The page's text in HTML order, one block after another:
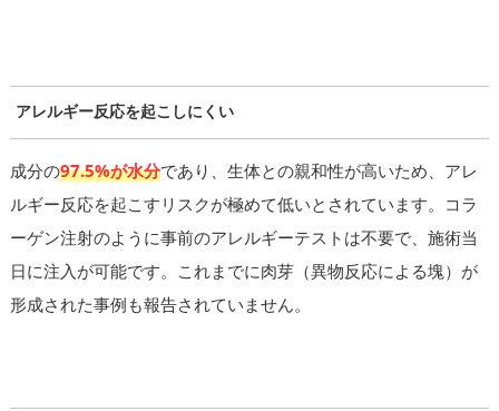
アレルギー反応を起こしにくい
成分の97.5%が水分であり、生体との親和性が高いため、アレ
ルギー反応を起こすリスクが極めて低いとされています。コラ
ーゲン注射のように事前のアレルギーテストは不要で、施術当
日に注入が可能です。これまでに肉芽（異物反応による塊）が
形成された事例も報告されていません。